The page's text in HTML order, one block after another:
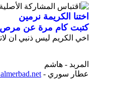
المشاركة
اختنا الكريمة نرمين
كتبت كام مرة عن مرص
اخي الكريم ليس ذنبي ان لاتتابع
المربد - هاشم
عطار سوري -